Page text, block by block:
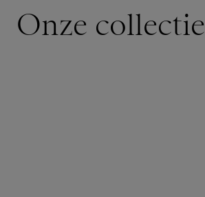
Onze collectie